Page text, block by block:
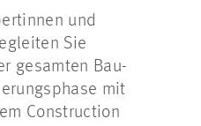
und
Sie
gesamten Bau-
mit
Construction